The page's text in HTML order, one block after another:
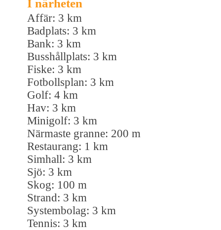
I närheten
Affär: 3 km
Badplats: 3 km
Bank: 3 km
Busshållplats: 3 km
Fiske: 3 km
Fotbollsplan: 3 km
Golf: 4 km
Hav: 3 km
Minigolf: 3 km
Närmaste granne: 200 m
Restaurang: 1 km
Simhall: 3 km
Sjö: 3 km
Skog: 100 m
Strand: 3 km
Systembolag: 3 km
Tennis: 3 km